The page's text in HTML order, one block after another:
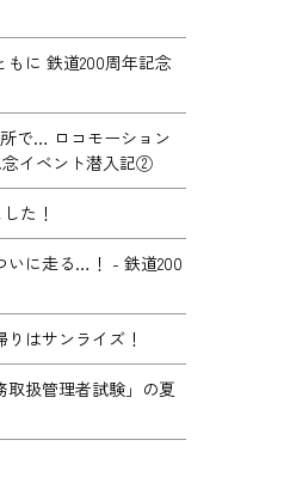
もに 鉄道200周年記念
で… ロコモーション
念イベント潜入記②
た！
いに走る…！ - 鉄道200
はサンライズ！
取扱管理者試験」の夏